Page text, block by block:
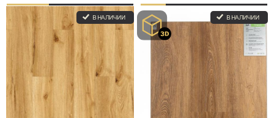
В НАЛИЧИИ В НАЛИЧИИ